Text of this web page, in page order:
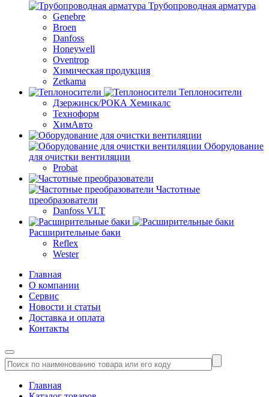
Трубопроводная арматура
Genebre
Broen
Danfoss
Honeywell
Oventrop
Химическая продукция
Zetkama
Теплоносители
Дзержинск/РОКА Хемикалс
Техноформ
ХимАвто
Оборудование
для очистки вентиляции
Probat
Частотные
преобразователи
Danfoss VLT
Расширительные баки
Reflex
Wester
Главная
О компании
Сервис
Новости и статьи
Доставка и оплата
Контакты
Главная